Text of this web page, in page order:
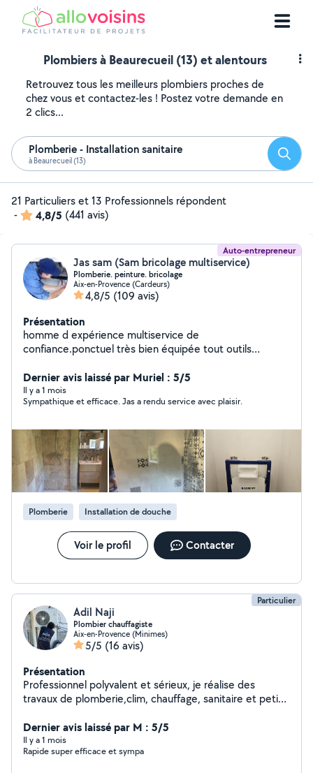
Plombiers à Beaurecueil (13) et alentours
Retrouvez tous les meilleurs plombiers proches de
chez vous et contactez-les ! Postez votre demande en
2 clics...
Plomberie - Installation sanitaire
à Beaurecueil (13)
21 Particuliers et 13 Professionnels répondent
-
4,8/5 (441 avis)
Auto-entrepreneur
Jas sam (Sam bricolage multiservice)
Plomberie. peinture. bricolage
Aix-en-Provence (Cardeurs)
4,8/5 (109 avis)
Présentation
homme d expérience multiservice de
confiance.ponctuel très bien équipée tout outils
j installé WC lavabo robinet et mitigeur etc etc
électricité.prise de courant lustre interrupteur etc pose
traingle a rideaux miroir tableau socle télé. etc montage
de dépannage aussi
Dernier avis laissé par Muriel : 5/5
Il y a 1 mois
Sympathique et efficace. Jas a rendu service avec plaisir.
Plomberie Installation de douche
Voir le profil Contacter
Particulier
Adil Naji
Plombier chauffagiste
Aix-en-Provence (Minimes)
5/5 (16 avis)
Présentation
Professionnel polyvalent et sérieux, je réalise des
travaux de plomberie,clim, chauffage, sanitaire et petits
clim,chaudière, chauffe-eau, pose de lavabo,meuble
vasque, raccordements, création et modification de
réseau, ainsi que divers travaux d'aménagement
Dernier avis laissé par M : 5/5
Il y a 1 mois
Rapide super efficace et sympa